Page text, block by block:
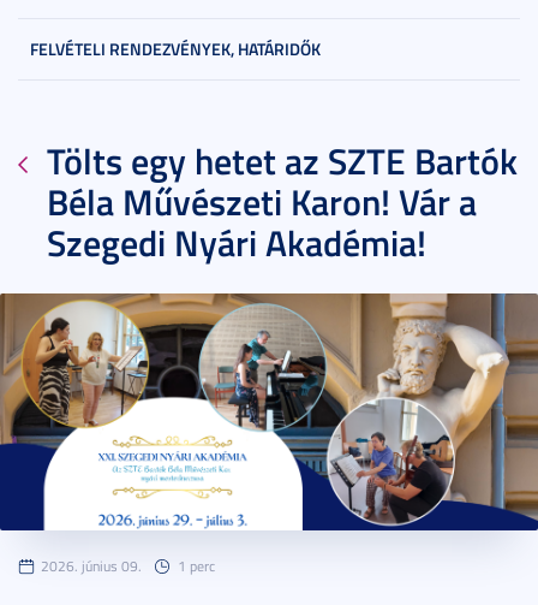
FELVÉTELI RENDEZVÉNYEK, HATÁRIDŐK
Tölts egy hetet az SZTE Bartók
Béla Művészeti Karon! Vár a
Szegedi Nyári Akadémia!
2026. június 09. 1 perc